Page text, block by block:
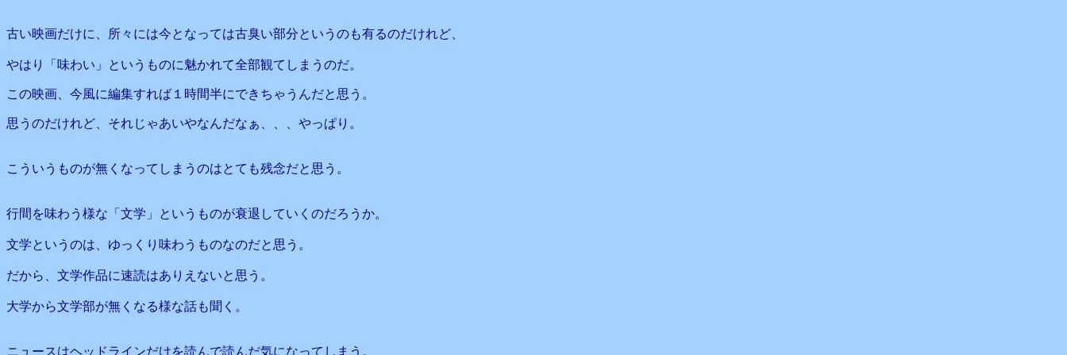
古い映画だけに、所々には今となっては古臭い部分というのも有るのだけれど、
やはり「味わい」というものに魅かれて全部観てしまうのだ。
この映画、今風に編集すれば１時間半にできちゃうんだと思う。
思うのだけれど、それじゃあいやなんだなぁ、、、やっぱり。
こういうものが無くなってしまうのはとても残念だと思う。
行間を味わう様な「文学」というものが衰退していくのだろうか。
文学というのは、ゆっくり味わうものなのだと思う。
だから、文学作品に速読はありえないと思う。
大学から文学部が無くなる様な話も聞く。
ニュースはヘッドラインだけを読んで読んだ気になってしまう。